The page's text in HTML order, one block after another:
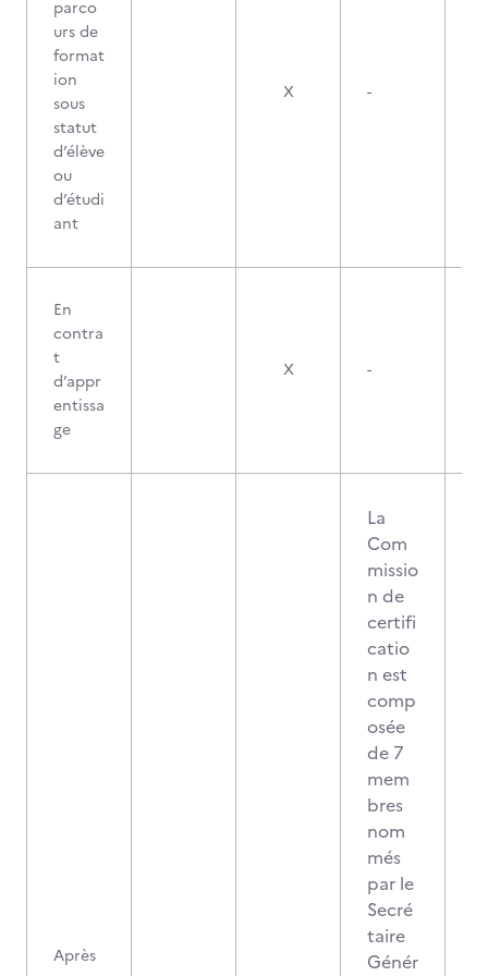
parco
urs de
format
ion
sous
statut
d’élève
ou
d’étudi
ant
X -
En
contra
t
d’appr
entissa
ge
X -
Après
La
Com
missio
n de
certifi
catio
n est
comp
osée
de 7
mem
bres
nom
més
par le
Secré
taire
Génér